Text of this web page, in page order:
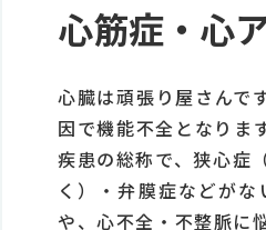
心筋症・心
心臓は頑張り屋さんで
因で機能不全となりま
疾患の総称で、狭心症
く）・弁膜症などが
や、心不全・不整脈に